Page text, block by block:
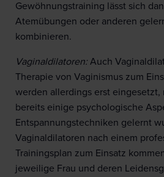
Gewöhnungstraining lässt sich
Atemübungen oder anderen
kombinieren.
Vaginaldilatoren: Auch
Therapie von Vaginismus zum
werden allerdings erst eingesetzt,
bereits einige psychologische
Entspannungstechniken gelernt
Vaginaldilatoren nach einem
Trainingsplan zum Einsatz
jeweilige Frau und deren